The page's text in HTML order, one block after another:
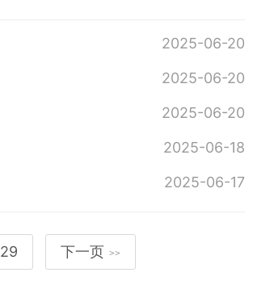
2025-06-20
2025-06-20
2025-06-20
2025-06-18
2025-06-17
29 下一页 >>